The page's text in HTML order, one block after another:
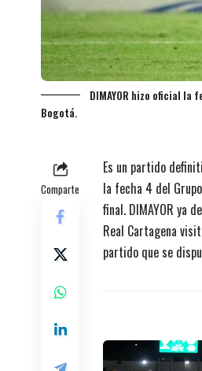
DIMAYOR hizo oficial
Bogotá.
Comparte
Es un partido
la fecha 4 del
final. DIMAYOR ya
Real Cartagena
partido que se